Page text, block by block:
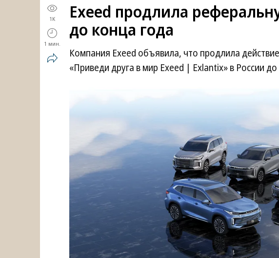
1K
1 мин.
Exeed продлила
до конца года
Компания Exeed объявила, что продлила
«Приведи друга в мир Exeed | Exlantix» в России